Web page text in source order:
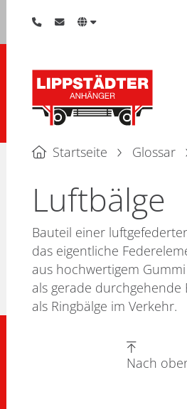
Startseite Glossar
Luftbälge
Bauteil einer
das eigentliche
aus hochwertigem
als gerade durchgehende
als Ringbälge im Verkehr.
Nach